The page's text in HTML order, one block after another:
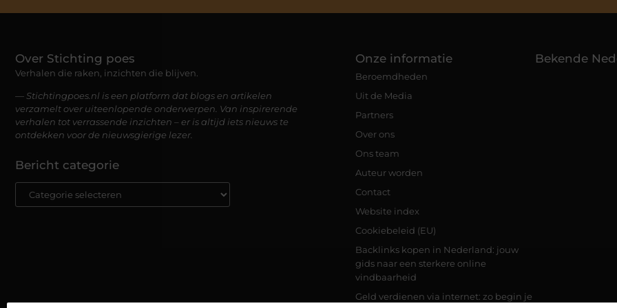
Over Stichting poes
Verhalen die raken, inzichten die blijven.
— Stichtingpoes.nl is een platform dat blogs en artikelen
verzamelt over uiteenlopende onderwerpen. Van inspirerende
verhalen tot verrassende inzichten – er is altijd iets nieuws te
ontdekken voor de nieuwsgierige lezer.
Bericht categorie
Onze informatie
Beroemdheden
Uit de Media
Partners
Over ons
Ons team
Auteur worden
Contact
Website index
Cookiebeleid (EU)
Backlinks kopen in Nederland: jouw
gids naar een sterkere online
vindbaarheid
Geld verdienen via internet: zo begin je
Bekende